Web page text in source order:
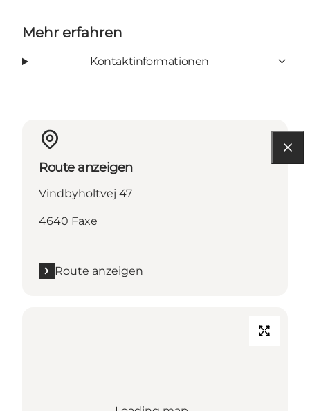
Mehr erfahren
Kontaktinformationen
Route anzeigen
Vindbyholtvej 47
4640 Faxe
Route anzeigen